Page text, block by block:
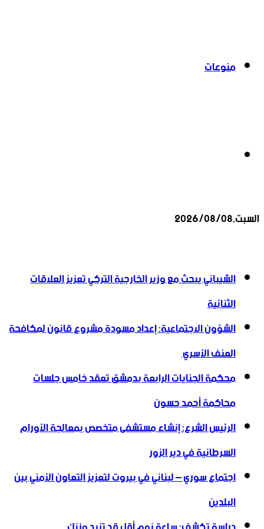
منوعات
السبت,2026/08/08
الشيباني يبحث مع وزير الخارجية التركي تعزيز العلاقات
الثنائية
الشؤون الاجتماعية: إعداد مسودة مشروع قانون لمكافحة
العنف الأسري ‏
محكمة الجنايات الرابعة بدمشق تعقد خامس جلسات
محاكمة أحمد حسون
الرئيس الشرع: إنشاء ‌‏مستشفى متخصص بمعالجة الأورام
السرطانية في دير الزور
اجتماع سوري – لبناني في بيروت لتعزيز التعاون ‏الأمني ‏بين
البلدين